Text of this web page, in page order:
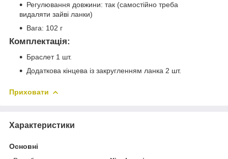
Регулювання довжини: так (самостійно треба
видаляти зайві ланки)
Вага: 102 г
Комплектація:
Браслет 1 шт.
Додаткова кінцева із закругленням ланка 2 шт.
Приховати
Характеристики
Основні